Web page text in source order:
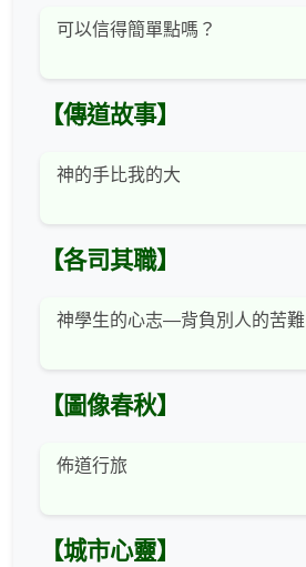
可以信得簡單點嗎？
【傳道故事】
神的手比我的大
【各司其職】
神學生的心志―背負別人的苦難
【圖像春秋】
佈道行旅
【城市心靈】